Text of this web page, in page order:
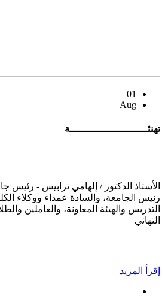
01
Aug
تهنئــــــــــــــــــــــــــة
التهاني
إقرأ المزيد